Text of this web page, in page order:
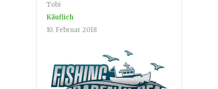
Tobi
Käuflich
10. Februar 2018